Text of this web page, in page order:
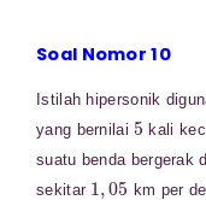
Soal Nomor 10
Istilah hipersonik
yang bernilai
5
kali
suatu benda bergerak
sekitar
1 05
km per